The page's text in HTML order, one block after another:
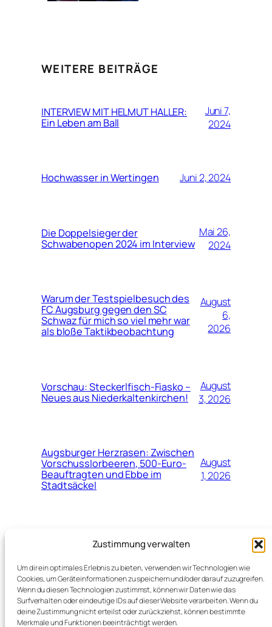
Zustimmung verwalten
Um dir ein optimales Erlebnis zu bieten, verwenden wir Technologien wie
Cookies, um Geräteinformationen zu speichern und/oder darauf zuzugreifen.
Wenn du diesen Technologien zustimmst, können wir Daten wie das
Surfverhalten oder eindeutige IDs auf dieser Website verarbeiten. Wenn du
deine Zustimmung nicht erteilst oder zurückziehst, können bestimmte
Merkmale und Funktionen beeinträchtigt werden.
WEITERE BEITRÄGE
INTERVIEW MIT HELMUT HALLER:
Ein Leben am Ball
Juni 7,
2024
Hochwasser in Wertingen Juni 2, 2024
Die Doppelsieger der
Schwabenopen 2024 im Interview
Mai 26,
2024
Warum der Testspielbesuch des
FC Augsburg gegen den SC
Schwaz für mich so viel mehr war
als bloße Taktikbeobachtung
August
6,
2026
Vorschau: Steckerlfisch-Fiasko –
Neues aus Niederkaltenkirchen!
August
3, 2026
Augsburger Herzrasen: Zwischen
Vorschusslorbeeren, 500-Euro-
Beauftragten und Ebbe im
Stadtsäckel
August
1, 2026
Neuer Top-Job für Marinko Jurendić
beim Schweizerischen
Fussballverband (SFV)
2026